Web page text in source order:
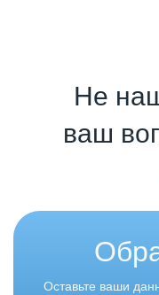
Не
ваш
Оставьте ваши